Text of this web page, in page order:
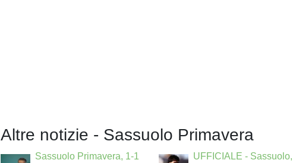
Altre notizie - Sassuolo Primavera
Sassuolo Primavera, 1-1
UFFICIALE - Sassuolo,